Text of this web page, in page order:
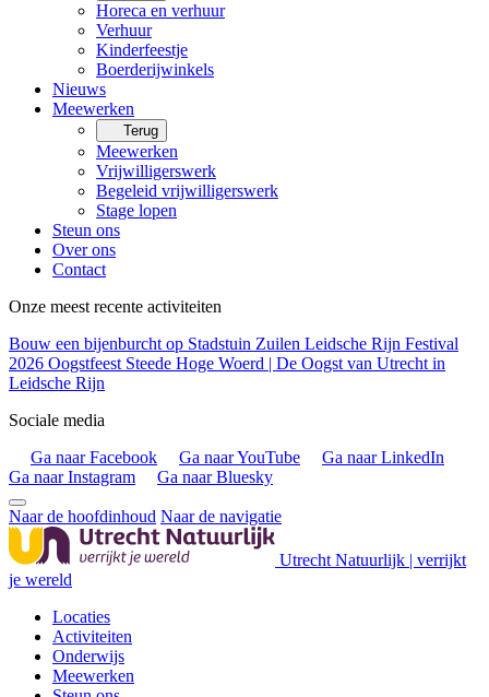
Horeca en verhuur
Verhuur
Kinderfeestje
Boerderijwinkels
Nieuws
Meewerken
Terug
Meewerken
Vrijwilligerswerk
Begeleid vrijwilligerswerk
Stage lopen
Steun ons
Over ons
Contact
Onze meest recente activiteiten
Bouw een bijenburcht op Stadstuin Zuilen Leidsche Rijn Festival
2026 Oogstfeest Steede Hoge Woerd | De Oogst van Utrecht in
Leidsche Rijn
Sociale media
Ga naar Facebook
Ga naar YouTube
Ga naar LinkedIn
Ga naar Instagram
Ga naar Bluesky
Naar de hoofdinhoud Naar de navigatie
Utrecht Natuurlijk | verrijkt
je wereld
Locaties
Activiteiten
Onderwijs
Meewerken